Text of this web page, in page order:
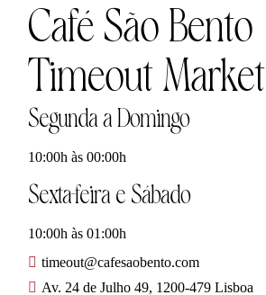
Café São Bento
Timeout Market
Segunda a Domingo
10:00h às 00:00h
Sexta-feira e Sábado
10:00h às 01:00h
timeout@cafesaobento.com
Av. 24 de Julho 49, 1200-479 Lisboa